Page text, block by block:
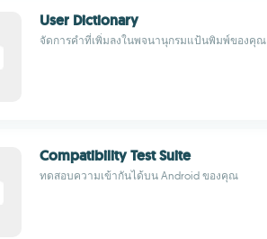
User Dictionary
จัดการคำที่เพิ่มลงในพจนานุกรมแป้นพิมพ์ของคุณ
Compatibility Test Suite
ทดสอบความเข้ากันได้บน Android ของคุณ